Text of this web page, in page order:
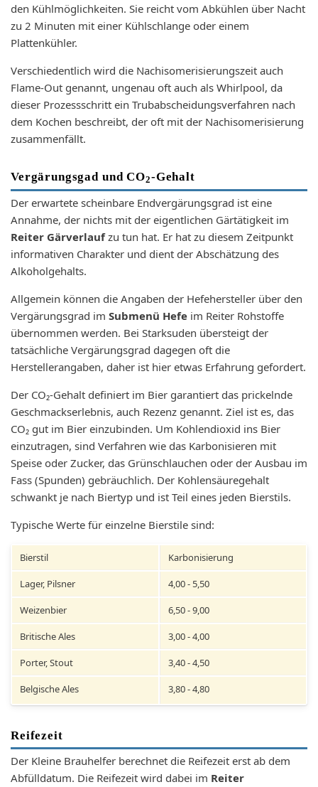
den Kühlmöglichkeiten. Sie reicht vom Abkühlen über Nacht
zu 2 Minuten mit einer Kühlschlange oder einem
Plattenkühler.
Verschiedentlich wird die Nachisomerisierungszeit auch
Flame-Out genannt, ungenau oft auch als Whirlpool, da
dieser Prozessschritt ein Trubabscheidungsverfahren nach
dem Kochen beschreibt, der oft mit der Nachisomerisierung
zusammenfällt.
Vergärungsgad und CO2-Gehalt
Der erwartete scheinbare Endvergärungsgrad ist eine
Annahme, der nichts mit der eigentlichen Gärtätigkeit im
Reiter Gärverlaufzu tun hat. Er hat zu diesem Zeitpunkt
informativen Charakter und dient der Abschätzung des
Alkoholgehalts.
Allgemein können die Angaben der Hefehersteller über den
Vergärungsgrad im Submenü Hefe im Reiter Rohstoffe
übernommen werden. Bei Starksuden übersteigt der
tatsächliche Vergärungsgrad dagegen oft die
Herstellerangaben, daher ist hier etwas Erfahrung gefordert.
Der CO₂-Gehalt definiert im Bier garantiert das prickelnde
Geschmackserlebnis, auch Rezenz genannt. Ziel ist es, das
CO₂ gut im Bier einzubinden. Um Kohlendioxid ins Bier
einzutragen, sind Verfahren wie das Karbonisieren mit
Speise oder Zucker, das Grünschlauchen oder der Ausbau im
Fass (Spunden) gebräuchlich. Der Kohlensäuregehalt
schwankt je nach Biertyp und ist Teil eines jeden Bierstils.
Typische Werte für einzelne Bierstile sind:
Bierstil Karbonisierung
Lager, Pilsner 4,00 - 5,50
Weizenbier 6,50 - 9,00
Britische Ales 3,00 - 4,00
Porter, Stout 3,40 - 4,50
Belgische Ales 3,80 - 4,80
Reifezeit
Der Kleine Brauhelfer berechnet die Reifezeit erst ab dem
Abfülldatum. Die Reifezeit wird dabei im Reiter